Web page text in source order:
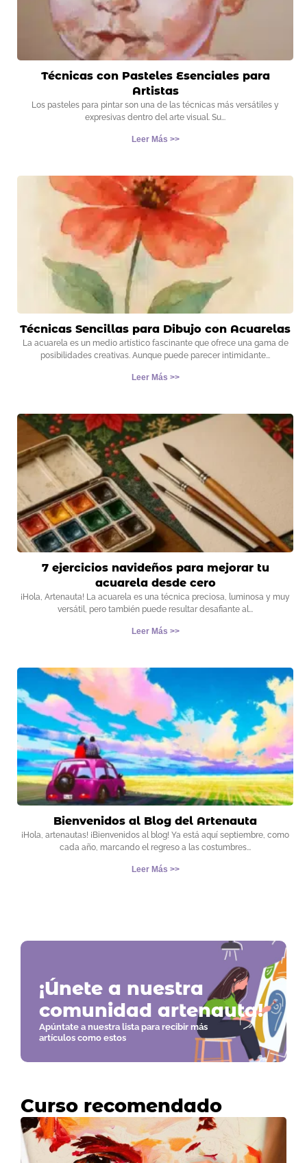
Técnicas con Pasteles Esenciales para
Artistas
Los pasteles para pintar son una de las técnicas más versátiles y
expresivas dentro del arte visual. Su
Leer Más >>
Técnicas Sencillas para Dibujo con Acuarelas
La acuarela es un medio artístico fascinante que ofrece una gama de
posibilidades creativas. Aunque puede parecer intimidante
Leer Más >>
7 ejercicios navideños para mejorar tu
acuarela desde cero
¡Hola, Artenauta! La acuarela es una técnica preciosa, luminosa y muy
versátil, pero también puede resultar desafiante al
Leer Más >>
Bienvenidos al Blog del Artenauta
¡Hola, artenautas! ¡Bienvenidos al blog! Ya está aquí septiembre, como
cada año, marcando el regreso a las costumbres
Leer Más >>
¡Únete a nuestra
comunidad artenauta!
Apúntate a nuestra lista para recibir más
artículos como estos
Curso recomendado